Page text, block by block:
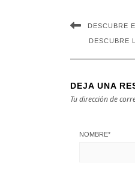
DESCUBRE
DESCUBRE
DEJA UNA
Tu dirección de
NOMBRE*